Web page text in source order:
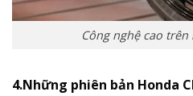
Công nghệ cao
4.Những phiên bản Honda